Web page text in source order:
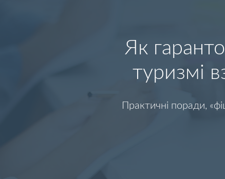
Як
туризмі
Практичні поради,